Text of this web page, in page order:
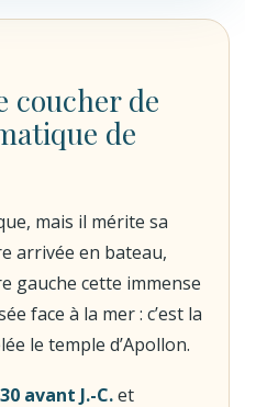
coucher de
de
mais il mérite sa
arrivée en bateau,
gauche cette immense
face à la mer : c’est la
le temple d’Apollon.
avant J.-C.et